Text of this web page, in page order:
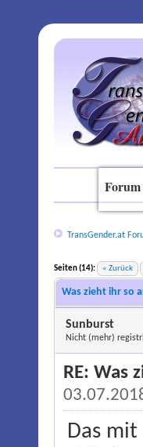
Forum
TransGender.at
Seiten (14): « Zurück
Was zieht ihr so
Sunburst
Nicht (mehr)
RE: Was
Das